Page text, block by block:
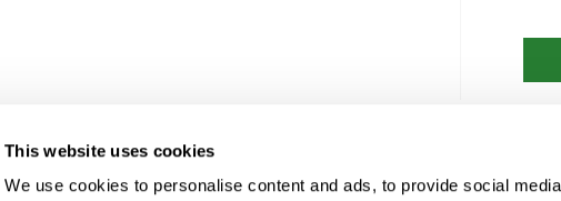
This website uses cookies
We use cookies to personalise content and ads, to provide social